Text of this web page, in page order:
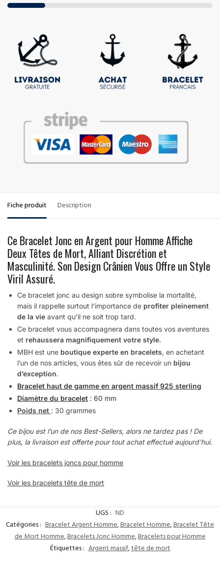
Fiche produit Description
Ce Bracelet Jonc en Argent pour Homme Affiche
Deux Têtes de Mort, Alliant Discrétion et
Masculinité. Son Design Crânien Vous Offre un Style
Viril Assuré.
Ce bracelet jonc au design sobre symbolise la mortalité,
mais il rappelle surtout l’importance de profiter pleinement
de la vie avant qu’il ne soit trop tard.
Ce bracelet vous accompagnera dans toutes vos aventures
et rehaussera magnifiquement votre style.
MBH est une boutique experte en bracelets, en achetant
l’un de nos articles, vous êtes sûr de recevoir un bijou
d’exception.
Bracelet haut de gamme en argent massif 925 sterling
Diamètre du bracelet : 60 mm
Poids net : 30 grammes
Ce bijou est l’un de nos Best-Sellers, alors ne tardez pas ! De
plus, la livraison est offerte pour tout achat effectué aujourd’hui.
Voir les bracelets joncs pour homme
Voir les bracelets tête de mort
UGS : ND
Catégories : Bracelet Argent Homme,Bracelet Homme,Bracelet Tête
de Mort Homme,Bracelets Jonc Homme,Bracelets pour Homme
Étiquettes : Argent massif,tête de mort